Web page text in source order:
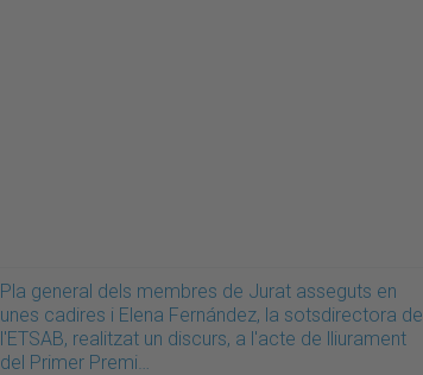
Pla general dels membres de Jurat asseguts en
unes cadires i Elena Fernández, la sotsdirectora de
l'ETSAB, realitzat un discurs, a l'acte de lliurament
del Primer Premi…